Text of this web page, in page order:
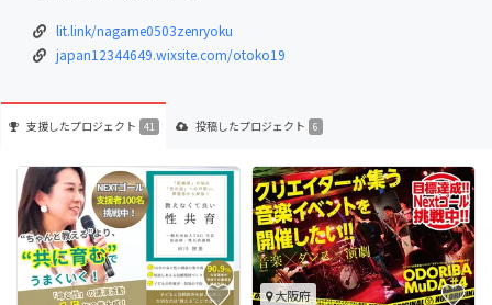
lit.link/nagame0503zenryoku
japan12344649.wixsite.com/otoko19
支援したプロジェクト 41 投稿したプロジェクト 6
大阪府